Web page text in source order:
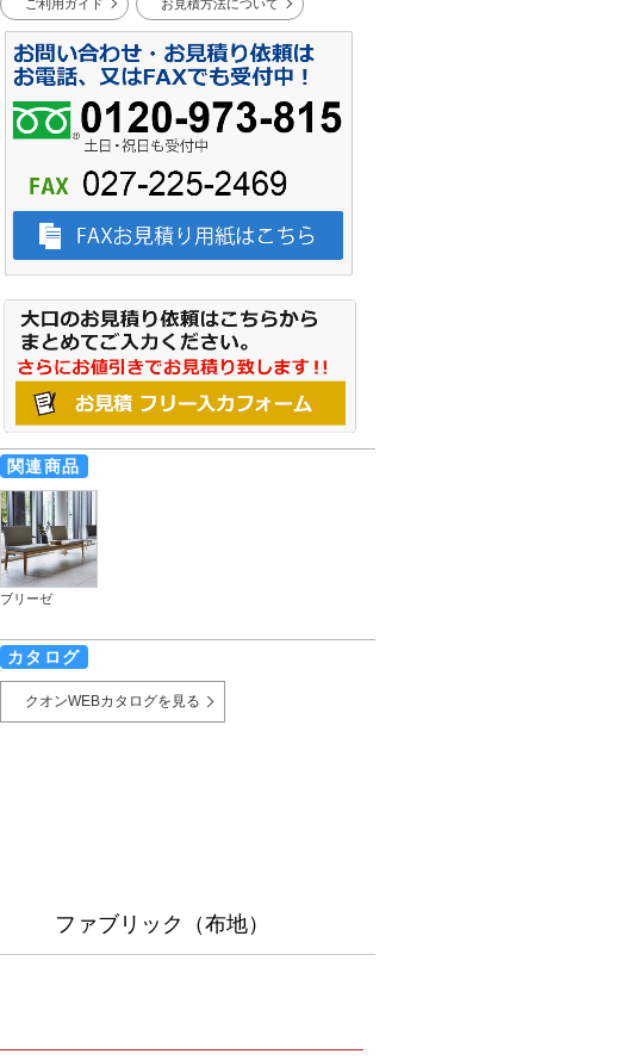
ご利用ガイド お見積方法について
関連商品
ブリーゼ
カタログ
クオンWEBカタログを見る